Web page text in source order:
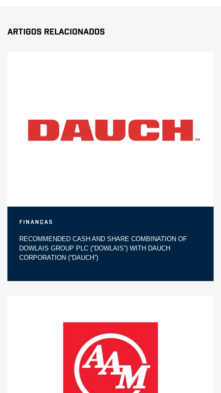
Artigos Relacionados
Finanças
RECOMMENDED CASH AND SHARE COMBINATION OF
DOWLAIS GROUP PLC (“DOWLAIS”) WITH DAUCH
CORPORATION (“DAUCH”)